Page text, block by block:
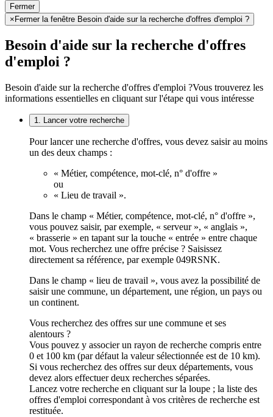
Fermer
×Fermer la fenêtre Besoin d'aide sur la recherche d'offres d'emploi ?
Besoin d'aide sur la recherche d'offres
d'emploi ?
Besoin d'aide sur la recherche d'offres d'emploi ?Vous trouverez les
informations essentielles en cliquant sur l'étape qui vous intéresse
1. Lancer votre recherche
Pour lancer une recherche d'offres, vous devez saisir au moins
un des deux champs :
« Métier, compétence, mot-clé, n° d'offre »
ou
« Lieu de travail ».
Dans le champ « Métier, compétence, mot-clé, n° d'offre »,
vous pouvez saisir, par exemple, « serveur », « anglais »,
« brasserie » en tapant sur la touche « entrée » entre chaque
mot. Vous recherchez une offre précise ? Saisissez
directement sa référence, par exemple 049RSNK.
Dans le champ « lieu de travail », vous avez la possibilité de
saisir une commune, un département, une région, un pays ou
un continent.
Vous recherchez des offres sur une commune et ses
alentours ?
Vous pouvez y associer un rayon de recherche compris entre
0 et 100 km (par défaut la valeur sélectionnée est de 10 km).
Si vous recherchez des offres sur deux départements, vous
devez alors effectuer deux recherches séparées.
Lancez votre recherche en cliquant sur la loupe ; la liste des
offres d'emploi correspondant à vos critères de recherche est
restituée.